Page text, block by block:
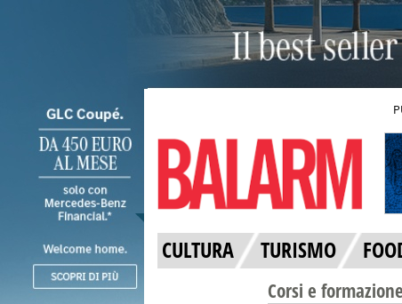
CULTURA TURISMO
Corsi e formazione